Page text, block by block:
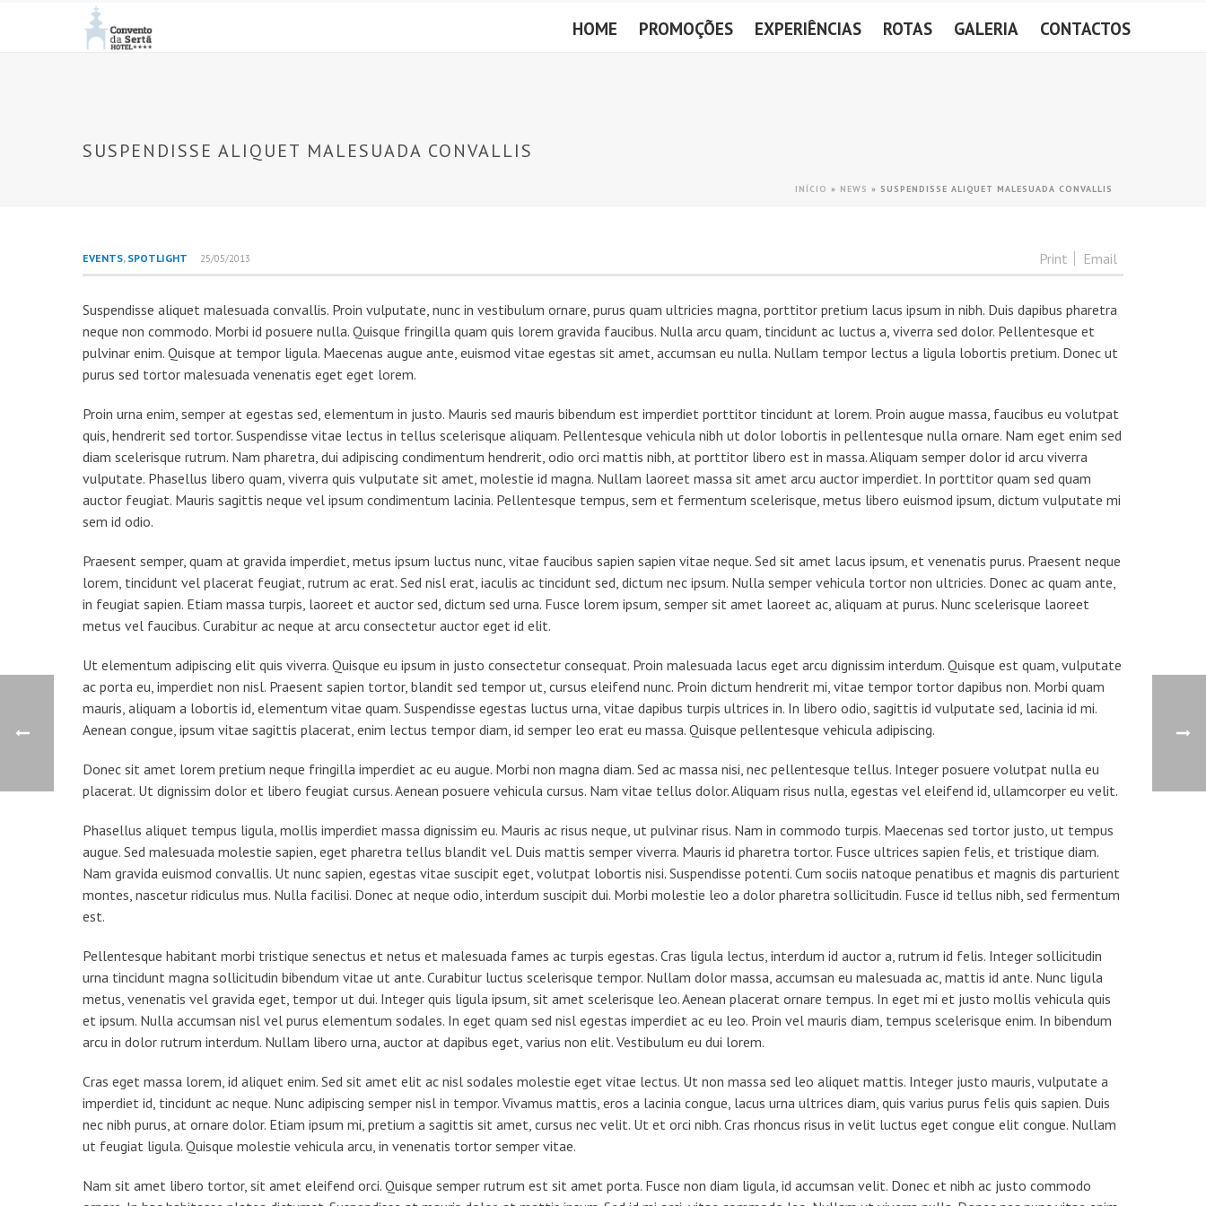
HOME PROMOÇÕES EXPERIÊNCIAS ROTAS GALERIA CONTACTOS
SUSPENDISSE ALIQUET MALESUADA CONVALLIS
INÍCIO » NEWS » SUSPENDISSE ALIQUET MALESUADA CONVALLIS
Print Email
EVENTS, SPOTLIGHT 25/05/2013
Suspendisse aliquet malesuada convallis. Proin vulputate, nunc in vestibulum ornare, purus quam ultricies magna, porttitor pretium lacus ipsum in nibh. Duis dapibus pharetra
neque non commodo. Morbi id posuere nulla. Quisque fringilla quam quis lorem gravida faucibus. Nulla arcu quam, tincidunt ac luctus a, viverra sed dolor. Pellentesque et
pulvinar enim. Quisque at tempor ligula. Maecenas augue ante, euismod vitae egestas sit amet, accumsan eu nulla. Nullam tempor lectus a ligula lobortis pretium. Donec ut
purus sed tortor malesuada venenatis eget eget lorem.
Proin urna enim, semper at egestas sed, elementum in justo. Mauris sed mauris bibendum est imperdiet porttitor tincidunt at lorem. Proin augue massa, faucibus eu volutpat
quis, hendrerit sed tortor. Suspendisse vitae lectus in tellus scelerisque aliquam. Pellentesque vehicula nibh ut dolor lobortis in pellentesque nulla ornare. Nam eget enim sed
diam scelerisque rutrum. Nam pharetra, dui adipiscing condimentum hendrerit, odio orci mattis nibh, at porttitor libero est in massa. Aliquam semper dolor id arcu viverra
vulputate. Phasellus libero quam, viverra quis vulputate sit amet, molestie id magna. Nullam laoreet massa sit amet arcu auctor imperdiet. In porttitor quam sed quam
auctor feugiat. Mauris sagittis neque vel ipsum condimentum lacinia. Pellentesque tempus, sem et fermentum scelerisque, metus libero euismod ipsum, dictum vulputate mi
sem id odio.
Praesent semper, quam at gravida imperdiet, metus ipsum luctus nunc, vitae faucibus sapien sapien vitae neque. Sed sit amet lacus ipsum, et venenatis purus. Praesent neque
lorem, tincidunt vel placerat feugiat, rutrum ac erat. Sed nisl erat, iaculis ac tincidunt sed, dictum nec ipsum. Nulla semper vehicula tortor non ultricies. Donec ac quam ante,
in feugiat sapien. Etiam massa turpis, laoreet et auctor sed, dictum sed urna. Fusce lorem ipsum, semper sit amet laoreet ac, aliquam at purus. Nunc scelerisque laoreet
metus vel faucibus. Curabitur ac neque at arcu consectetur auctor eget id elit.
Ut elementum adipiscing elit quis viverra. Quisque eu ipsum in justo consectetur consequat. Proin malesuada lacus eget arcu dignissim interdum. Quisque est quam, vulputate
ac porta eu, imperdiet non nisl. Praesent sapien tortor, blandit sed tempor ut, cursus eleifend nunc. Proin dictum hendrerit mi, vitae tempor tortor dapibus non. Morbi quam
mauris, aliquam a lobortis id, elementum vitae quam. Suspendisse egestas luctus urna, vitae dapibus turpis ultrices in. In libero odio, sagittis id vulputate sed, lacinia id mi.
Aenean congue, ipsum vitae sagittis placerat, enim lectus tempor diam, id semper leo erat eu massa. Quisque pellentesque vehicula adipiscing.
Donec sit amet lorem pretium neque fringilla imperdiet ac eu augue. Morbi non magna diam. Sed ac massa nisi, nec pellentesque tellus. Integer posuere volutpat nulla eu
placerat. Ut dignissim dolor et libero feugiat cursus. Aenean posuere vehicula cursus. Nam vitae tellus dolor. Aliquam risus nulla, egestas vel eleifend id, ullamcorper eu velit.
Phasellus aliquet tempus ligula, mollis imperdiet massa dignissim eu. Mauris ac risus neque, ut pulvinar risus. Nam in commodo turpis. Maecenas sed tortor justo, ut tempus
augue. Sed malesuada molestie sapien, eget pharetra tellus blandit vel. Duis mattis semper viverra. Mauris id pharetra tortor. Fusce ultrices sapien felis, et tristique diam.
Nam gravida euismod convallis. Ut nunc sapien, egestas vitae suscipit eget, volutpat lobortis nisi. Suspendisse potenti. Cum sociis natoque penatibus et magnis dis parturient
montes, nascetur ridiculus mus. Nulla facilisi. Donec at neque odio, interdum suscipit dui. Morbi molestie leo a dolor pharetra sollicitudin. Fusce id tellus nibh, sed fermentum
est.
Pellentesque habitant morbi tristique senectus et netus et malesuada fames ac turpis egestas. Cras ligula lectus, interdum id auctor a, rutrum id felis. Integer sollicitudin
urna tincidunt magna sollicitudin bibendum vitae ut ante. Curabitur luctus scelerisque tempor. Nullam dolor massa, accumsan eu malesuada ac, mattis id ante. Nunc ligula
metus, venenatis vel gravida eget, tempor ut dui. Integer quis ligula ipsum, sit amet scelerisque leo. Aenean placerat ornare tempus. In eget mi et justo mollis vehicula quis
et ipsum. Nulla accumsan nisl vel purus elementum sodales. In eget quam sed nisl egestas imperdiet ac eu leo. Proin vel mauris diam, tempus scelerisque enim. In bibendum
arcu in dolor rutrum interdum. Nullam libero urna, auctor at dapibus eget, varius non elit. Vestibulum eu dui lorem.
Cras eget massa lorem, id aliquet enim. Sed sit amet elit ac nisl sodales molestie eget vitae lectus. Ut non massa sed leo aliquet mattis. Integer justo mauris, vulputate a
imperdiet id, tincidunt ac neque. Nunc adipiscing semper nisl in tempor. Vivamus mattis, eros a lacinia congue, lacus urna ultrices diam, quis varius purus felis quis sapien. Duis
nec nibh purus, at ornare dolor. Etiam ipsum mi, pretium a sagittis sit amet, cursus nec velit. Ut et orci nibh. Cras rhoncus risus in velit luctus eget congue elit congue. Nullam
ut feugiat ligula. Quisque molestie vehicula arcu, in venenatis tortor semper vitae.
Nam sit amet libero tortor, sit amet eleifend orci. Quisque semper rutrum est sit amet porta. Fusce non diam ligula, id accumsan velit. Donec et nibh ac justo commodo